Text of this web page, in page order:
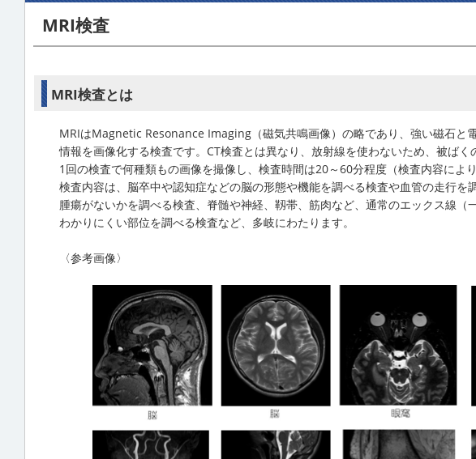
MRI検査
MRI検査とは
MRIはMagnetic Resonance Imaging（磁気共鳴画像）の略であり、強い磁石と
情報を画像化する検査です。CT検査とは異なり、放射線を使わないため、被ばく
1回の検査で何種類もの画像を撮像し、検査時間は20～60分程度（検査内容によ
検査内容は、脳卒中や認知症などの脳の形態や機能を調べる検査や血管の走行を
腫瘍がないかを調べる検査、脊髄や神経、靱帯、筋肉など、通常のエックス線（
わかりにくい部位を調べる検査など、多岐にわたります。
〈参考画像〉